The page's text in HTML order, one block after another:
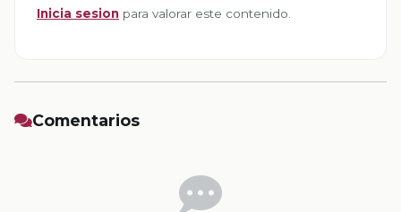
Inicia sesion para valorar este contenido.
Comentarios